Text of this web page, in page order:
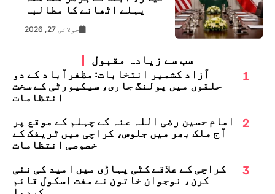
پہلے اٹھانے کا مطالبہ
جولائی 27, 2026
سب سے زیادہ مقبول
1
آزاد کشمیر انتخابات: مظفرآباد کے دو
حلقوں میں پولنگ جاری، سیکیورٹی کے سخت
انتظامات
2
امام حسین رضی اللہ عنہ کے چہلم کے موقع پر
آج ملک بھر میں جلوس، کراچی میں ٹریفک کے
خصوصی انتظامات
3
کراچی کے علاقے کٹی پہاڑی میں امید کی نئی
کرن، نوجوان خاتون نے مفت اسکول قائم